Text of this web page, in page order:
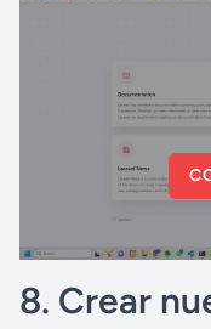
8. Crear